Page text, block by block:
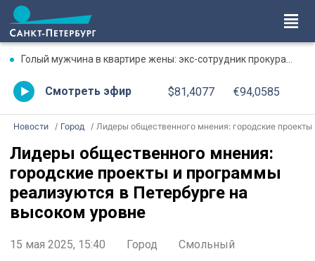
Голый мужчина в квартире жены: экс-сотрудник прокуратуры рассказал, почему совершил убийство
Смотреть эфир $81,4077 €94,0585
Новости Город Лидеры общественного мнения: городские проекты и программы реализуются в Петербурге на высоком уровне
Лидеры общественного мнения:
городские проекты и программы
реализуются в Петербурге на
высоком уровне
15 мая 2025, 15:40 Город Смольный